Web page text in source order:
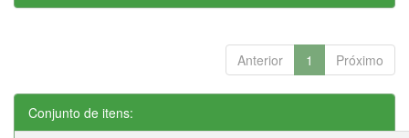
Anterior 1 Próximo
Conjunto de itens: